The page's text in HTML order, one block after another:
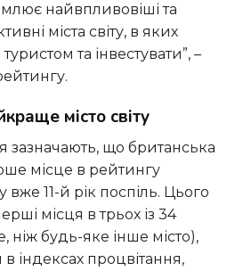
найвпливовіші та
міста світу, в яких
та інвестувати”, –
місто світу
місце в рейтингу
вже 11-й рік поспіль. Цього
місця в трьох із 34
ніж будь-яке інше місто),
індексах процвітання,